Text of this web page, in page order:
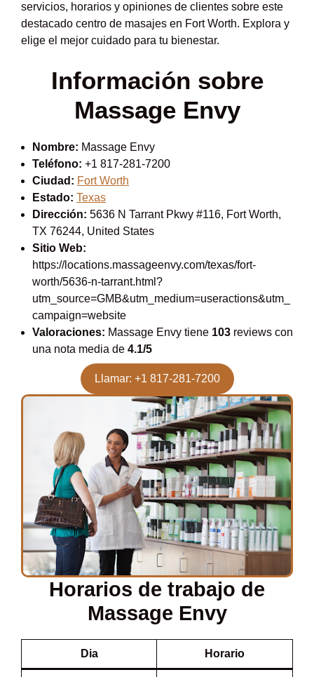
servicios, horarios y opiniones de clientes sobre este
destacado centro de masajes en Fort Worth. Explora y
elige el mejor cuidado para tu bienestar.
Información sobre
Massage Envy
Nombre: Massage Envy
Teléfono: +1 817-281-7200
Ciudad: Fort Worth
Estado: Texas
Dirección: 5636 N Tarrant Pkwy #116, Fort Worth,
TX 76244, United States
Sitio Web:
https://locations.massageenvy.com/texas/fort-
worth/5636-n-tarrant.html?
utm_source=GMB&utm_medium=useractions&utm_
campaign=website
Valoraciones: Massage Envy tiene 103 reviews con
una nota media de 4.1/5
Llamar: +1 817-281-7200
Horarios de trabajo de
Massage Envy
Dia Horario